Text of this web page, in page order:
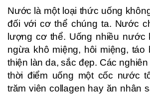
Nước là một loại thức uống
đối với cơ thể chúng ta. Nước
lượng cơ thể. Uống nhiều nước
ngừa khô miệng, hôi miệng, táo
thiện làn da, sắc đẹp. Các
thời điểm uống một cốc nước
trăm viên collagen hay ăn nhân